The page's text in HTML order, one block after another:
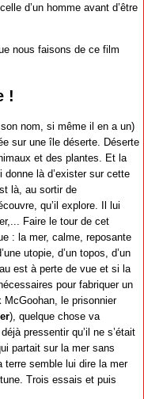
d’un homme avant d’être
nous faisons de ce film
!
nom, si même il en a un)
sur une île déserte. Déserte
et des plantes. Et la
donne là d’exister sur cette
là, au sortir de
qu’il explore. Il lui
Faire le tour de cet
: la mer, calme, reposante
utopie, d’un topos, d’un
est à perte de vue et si la
pour fabriquer un
McGoohan, le prisonnier
), quelque chose va
pressentir qu’il ne s’était
partait sur la mer sans
terre semble lui dire la mer
Trois essais et puis